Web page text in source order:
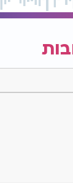
שכולם
מעובדיו
אגן